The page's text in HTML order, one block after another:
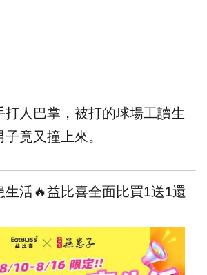
打人巴掌，被打的球場工讀生
竟又撞上來。
生活🔥益比喜全面比買1送1還